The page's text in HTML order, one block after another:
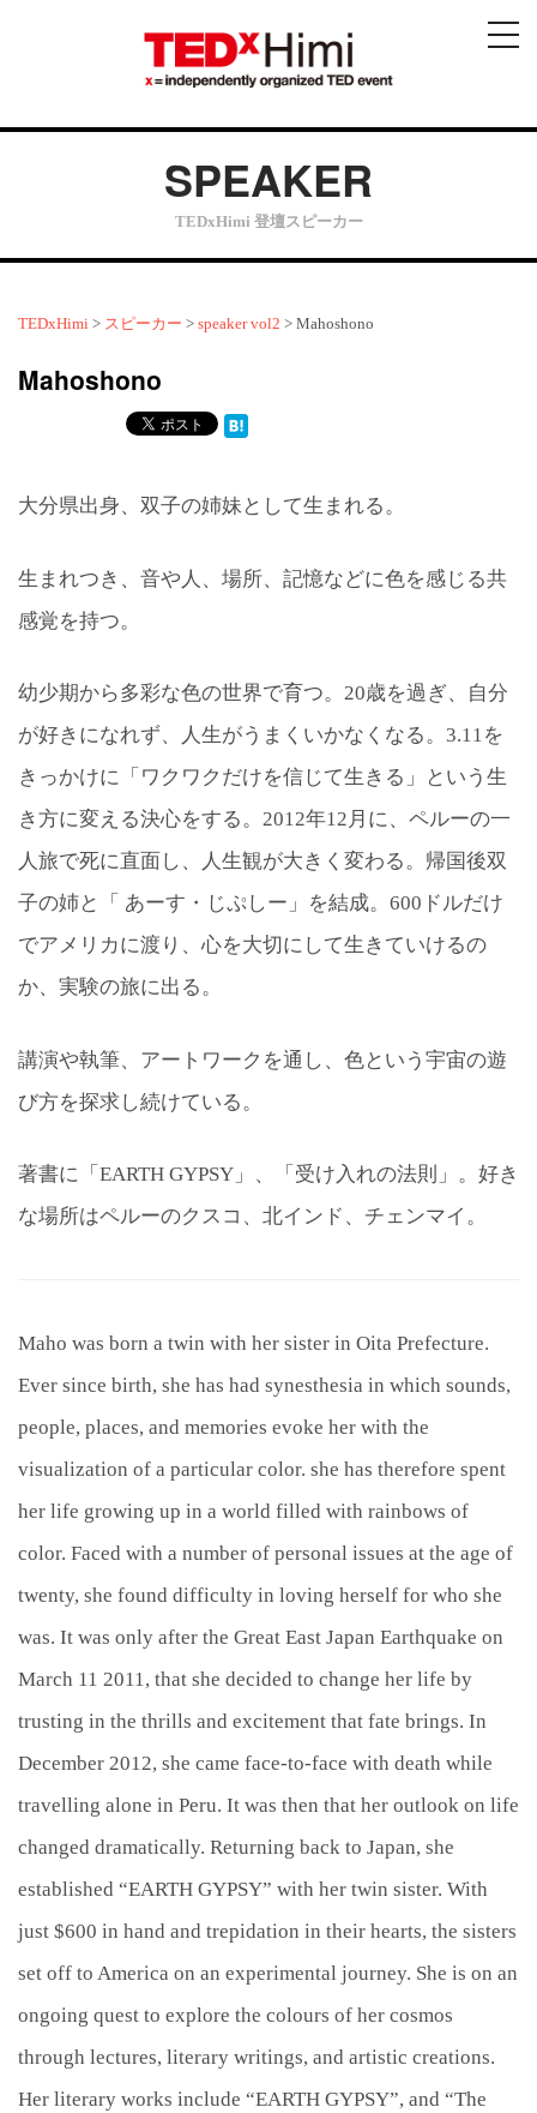
メ
SPEAKER
TEDxHimi 登壇スピーカー
TEDxHimi > スピーカー > speaker vol2 > Mahoshono
Mahoshono
大分県出身、双子の姉妹として生まれる。
生まれつき、音や人、場所、記憶などに色を感じる共
感覚を持つ。
幼少期から多彩な色の世界で育つ。20歳を過ぎ、自分
が好きになれず、人生がうまくいかなくなる。3.11を
きっかけに「ワクワクだけを信じて生きる」という生
き方に変える決心をする。2012年12月に、ペルーの一
人旅で死に直面し、人生観が大きく変わる。帰国後双
子の姉と「 あーす・じぷしー」を結成。600ドルだけ
でアメリカに渡り、心を大切にして生きていけるの
か、実験の旅に出る。
講演や執筆、アートワークを通し、色という宇宙の遊
び方を探求し続けている。
著書に「EARTH GYPSY」、「受け入れの法則」。好き
な場所はペルーのクスコ、北インド、チェンマイ。
Maho was born a twin with her sister in Oita Prefecture.
Ever since birth, she has had synesthesia in which sounds,
people, places, and memories evoke her with the
visualization of a particular color. she has therefore spent
her life growing up in a world filled with rainbows of
color. Faced with a number of personal issues at the age of
twenty, she found difficulty in loving herself for who she
was. It was only after the Great East Japan Earthquake on
March 11 2011, that she decided to change her life by
trusting in the thrills and excitement that fate brings. In
December 2012, she came face-to-face with death while
travelling alone in Peru. It was then that her outlook on life
changed dramatically. Returning back to Japan, she
established “EARTH GYPSY” with her twin sister. With
just $600 in hand and trepidation in their hearts, the sisters
set off to America on an experimental journey. She is on an
ongoing quest to explore the colours of her cosmos
through lectures, literary writings, and artistic creations.
Her literary works include “EARTH GYPSY”, and “The